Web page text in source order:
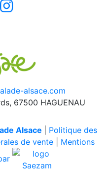
alsace.com
67500 HAGUENAU
Alsace
Politique des
de vente| Mentions